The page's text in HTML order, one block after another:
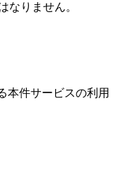
りません。
本件サービスの利用